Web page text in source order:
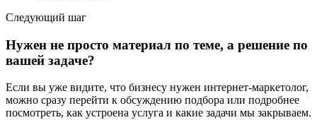
Следующий шаг
Нужен не просто материал по теме, а решение по
вашей задаче?
Если вы уже видите, что бизнесу нужен интернет-маркетолог,
можно сразу перейти к обсуждению подбора или подробнее
посмотреть, как устроена услуга и какие задачи мы закрываем.